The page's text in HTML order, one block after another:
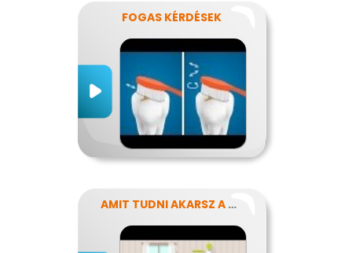
FOGAS KÉRDÉSEK
AMIT TUDNI AKARSZ A NÁTHÁRÓL